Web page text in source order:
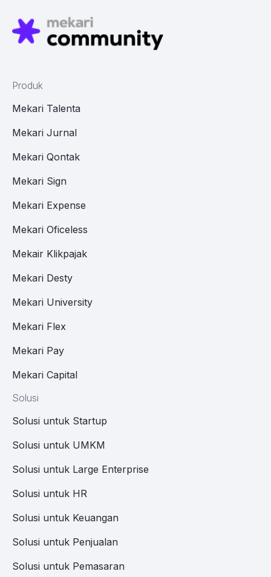
Produk
Mekari Talenta
Mekari Jurnal
Mekari Qontak
Mekari Sign
Mekari Expense
Mekari Oficeless
Mekair Klikpajak
Mekari Desty
Mekari University
Mekari Flex
Mekari Pay
Mekari Capital
Solusi
Solusi untuk Startup
Solusi untuk UMKM
Solusi untuk Large Enterprise
Solusi untuk HR
Solusi untuk Keuangan
Solusi untuk Penjualan
Solusi untuk Pemasaran